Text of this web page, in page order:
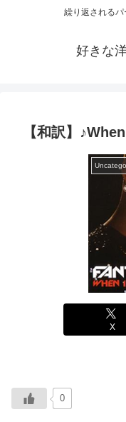
繰り返されるパ
好きな
【和訳】
X
0